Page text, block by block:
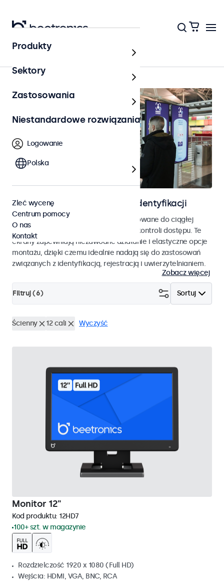
Strona główna
Ekrany do kontroli dostępu i identyfikacji
Monitory i ekrany dotykowe zaprojektowane do ciągłej
pracy i płynnej integracji z systemami kontroli dostępu. Te
ekrany zapewniają niezawodne działanie i elastyczne opcje
montażu, dzięki czemu idealnie nadają się do zastosowań
związanych z identyfikacją, rejestracją i uwierzytelnianiem.
Zobacz więcej
Sortuj
Filtruj (6)
Ścienny 12 cali Wyczyść
Monitor 12"
Kod produktu: 12HD7
100+ szt. w magazynie
Rozdzielczość 1920 x 1080 (Full HD)
Wejścia: HDMI, VGA, BNC, RCA
Produkty
Sektory
Zastosowania
Niestandardowe rozwiązania
Logowanie
Polska
Zleć wycenę
Centrum pomocy
O nas
Kontakt